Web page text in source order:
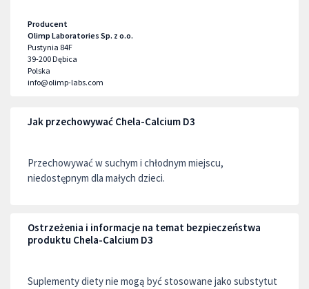
Producent
Olimp Laboratories Sp. z o.o.
Pustynia 84F
39-200Dębica
Polska
info@olimp-labs.com
Jak przechowywać Chela-Calcium D3
Przechowywać w suchym i chłodnym miejscu,
niedostępnym dla małych dzieci.
Ostrzeżenia i informacje na temat bezpieczeństwa
produktu Chela-Calcium D3
Suplementy diety nie mogą być stosowane jako substytut